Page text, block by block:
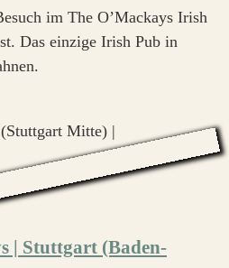
im The O’Mackays Irish
Das einzige Irish Pub in
| Stuttgart (Baden-